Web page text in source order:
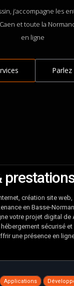
j’accompagne les
et toute la
en ligne
création site
en Basse-
votre projet digital de
sécurisé
une présence en
Applications